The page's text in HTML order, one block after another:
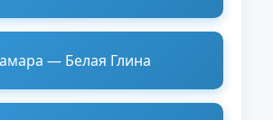
— Белая Глина